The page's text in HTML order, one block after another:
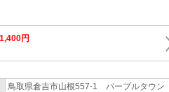
1,400円
鳥取県倉吉市山根557-1 パープルタウン